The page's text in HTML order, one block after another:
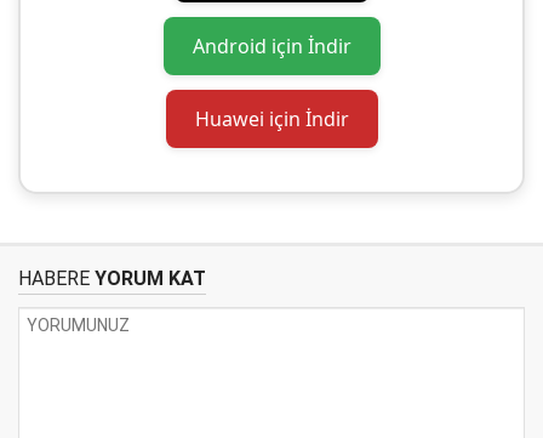
Android için İndir
Huawei için İndir
HABERE YORUM KAT